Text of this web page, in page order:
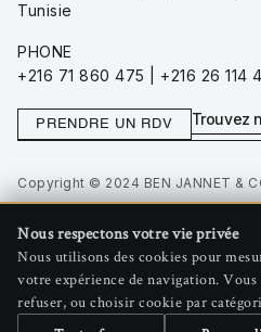
Nous respectons votre vie privée
Nous utilisons des cookies pour
votre expérience de navigation.
refuser, ou choisir cookie par
Tunisie
PHONE
+216 71 860 475 | +216 26 114
PRENDRE UN RDV Trouvez
Copyright © 2024 BEN JANNET &
Terms of Use
Gérer les cookies